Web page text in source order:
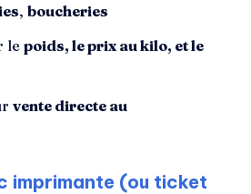
, boucheries
le poids, le prix au kilo, et le
vente directe au
imprimante (ou ticket